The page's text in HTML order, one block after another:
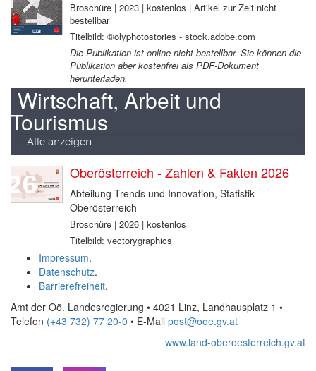
Broschüre | 2023 | kostenlos | Artikel zur Zeit nicht
bestellbar
Titelbild: ©olyphotostories - stock.adobe.com
Die Publikation ist online nicht bestellbar. Sie können die
Publikation aber kostenfrei als PDF-Dokument
herunterladen.
Wirtschaft, Arbeit und
Tourismus
Alle anzeigen
Oberösterreich - Zahlen & Fakten 2026
Abteilung Trends und Innovation, Statistik
Oberösterreich
Broschüre | 2026 | kostenlos
Titelbild: vectorygraphics
Impressum.
Datenschutz.
Barrierefreiheit.
Amt der Oö. Landesregierung • 4021 Linz, Landhausplatz 1 •
Telefon (+43 732) 77 20-0 • E-Mail post@ooe.gv.at
www.land-oberoesterreich.gv.at